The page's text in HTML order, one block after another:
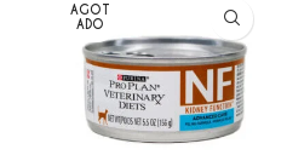
AGOT
ADO